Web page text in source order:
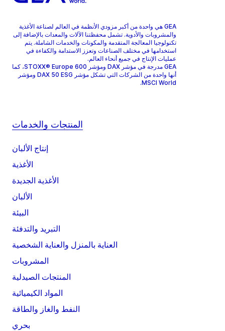
GEA هي واحدة من أكبر مزودي الأنظمة في العالم لصناعة الأغذية
والمشروبات والأدوية. تشمل محفظتنا الآلات والمعدات بالإضافة إلى
تكنولوجيا المعالجة المتقدمة والمكونات والخدمات الشاملة. يتم
استخدامها في مختلف الصناعات وتعزز الاستدامة والكفاءة في
عمليات الإنتاج في جميع أنحاء العالم.
GEA مدرجة في مؤشر DAX ومؤشر STOXX® Europe 600، كما
أنها واحدة من الشركات التي تشكل مؤشر DAX 50 ESG ومؤشر
MSCI World.
المنتجات والخدمات
إنتاج الألبان
الأغذية
الأغذية الجديدة
الألبان
البيئة
التبريد والتدفئة
العناية بالمنزل والعناية الشخصية
المشروبات
المنتجات الصيدلية
المواد الكيميائية
النفط والغاز والطاقة
بحري